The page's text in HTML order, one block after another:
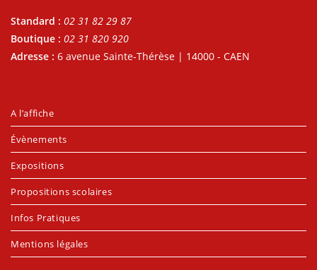
Standard : 02 31 82 29 87
Boutique : 02 31 820 920
Adresse : 6 avenue Sainte-Thérèse | 14000 - CAEN
A l’affiche
Évènements
Expositions
Propositions scolaires
Infos Pratiques
Mentions légales